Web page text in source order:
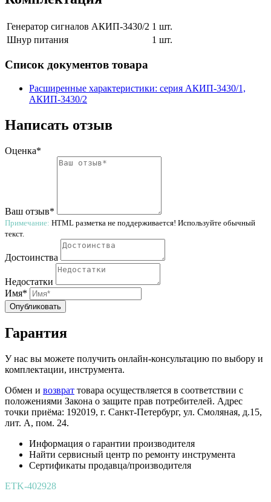
Генератор сигналов АКИП-3430/2 1 шт.
Шнур питания
1 шт.
Список документов товара
Расширенные характеристики: серия АКИП-3430/1,
АКИП-3430/2
Написать отзыв
Оценка*
Ваш отзыв*
Примечание: HTML разметка не поддерживается! Используйте обычный
текст.
Достоинства
Недостатки
Имя*
Опубликовать
Гарантия
У нас вы можете получить онлайн-консультацию по выбору и
комплектации, инструмента.
Обмен и возврат товара осуществляется в соответствии с
положениями Закона о защите прав потребителей. Адрес
точки приёма: 192019, г. Санкт-Петербург, ул. Смоляная, д.15,
лит. А, пом. 24.
Информация о гарантии производителя
Найти сервисный центр по ремонту инструмента
Сертификаты продавца/производителя
ETK-402928